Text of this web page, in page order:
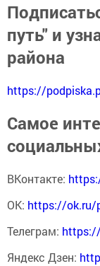
путь" и
района
https://
Самое
ВКонтакте:
ОК: https://ok.ru/
Телеграм:
Яндекс Дзен: